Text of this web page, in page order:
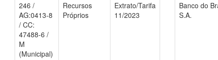
246 /
AG:0413-8
/ CC:
47488-6 /
M
(Municipal)
Recursos
Próprios
Extrato/Tarifa
11/2023
Banco do
S.A.